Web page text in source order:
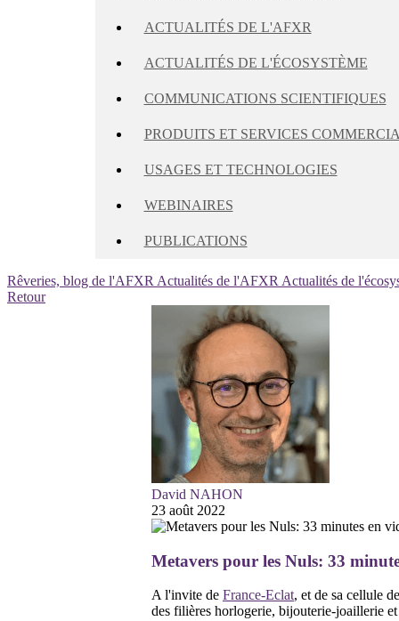
ACTUALITÉS DE L'AFXR
ACTUALITÉS DE L'ÉCOSYSTÈME
COMMUNICATIONS SCIENTIFIQUES
PRODUITS ET SERVICES
USAGES ET TECHNOLOGIES
WEBINAIRES
PUBLICATIONS
Rêveries, blog de l'AFXR Actualités de l'AFXR Actualités de
Retour
David NAHON
23 août 2022
Metavers pour les Nuls: 33
A l'invite de France-Eclat, et de sa cellule
des filières horlogerie, bijouterie-joaillerie et